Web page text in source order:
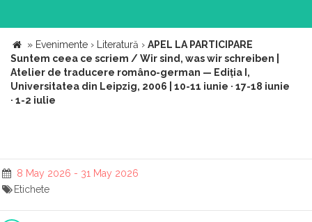
» Evenimente › Literatură › APEL LA PARTICIPARE
Suntem ceea ce scriem / Wir sind, was wir schreiben |
Atelier de traducere româno-german — Ediția I,
Universitatea din Leipzig, 2006 | 10-11 iunie · 17-18 iunie
· 1-2 iulie
8 May 2026 - 31 May 2026
Etichete